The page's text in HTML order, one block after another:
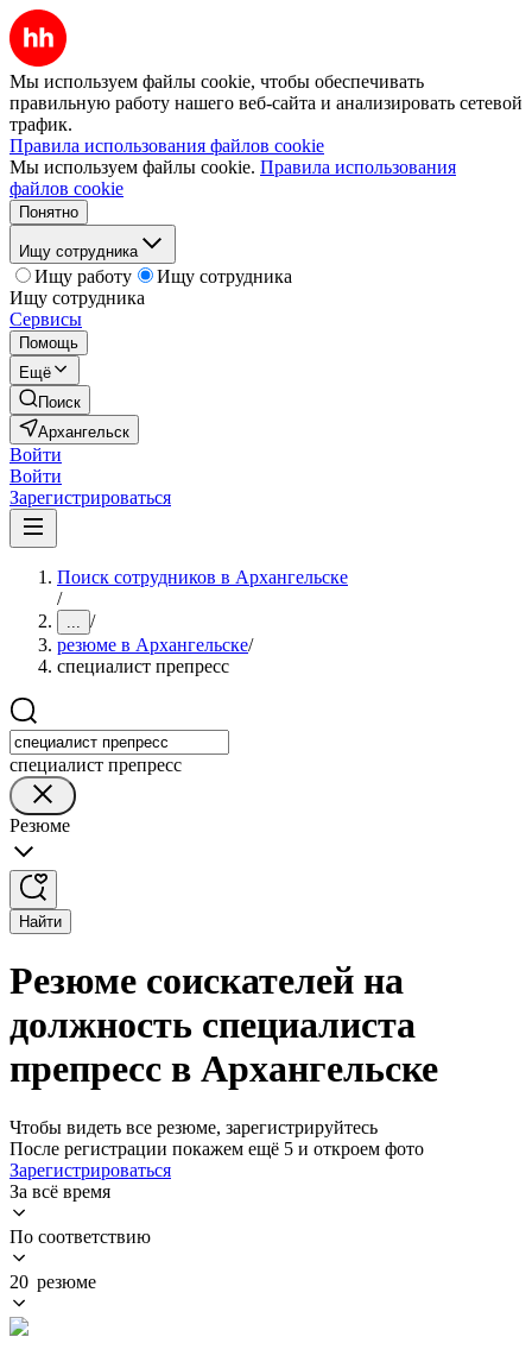
Мы используем файлы cookie, чтобы обеспечивать
правильную работу нашего веб-сайта и анализировать сетевой
трафик.
Правила использования файлов cookie
Мы используем файлы cookie. Правила использования
файлов cookie
Понятно
Ищу сотрудника
Ищу работу
Ищу сотрудника
Ищу сотрудника
Сервисы
Помощь
Ещё
Поиск
Архангельск
Войти
Войти
Зарегистрироваться
Поиск сотрудников в Архангельске
/
... /
резюме в Архангельске/
специалист препресс
специалист препресс
Резюме
Найти
Резюме соискателей на
должность специалиста
препресс в Архангельске
Чтобы видеть все резюме, зарегистрируйтесь
После регистрации покажем ещё 5 и откроем фото
Зарегистрироваться
За всё время
По соответствию
20 резюме